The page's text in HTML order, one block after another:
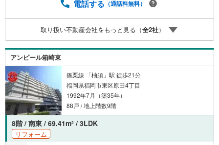
くなっております。ぜひお気軽にご連絡下さい！現地を見
よりご希望の日時をご記入いただけますとスムーズにご案
内が可能です。
電話する （通話料無料）
取り扱い不動産会社をもっと見る（全2社）
アンピール箱崎東
篠栗線 「柚須」駅 徒歩21分
福岡県福岡市東区原田4丁目
1992年7月（築35年）
88戸 / 地上階数9階
8階 / 南東 / 69.41m2 / 3LDK
リフォーム